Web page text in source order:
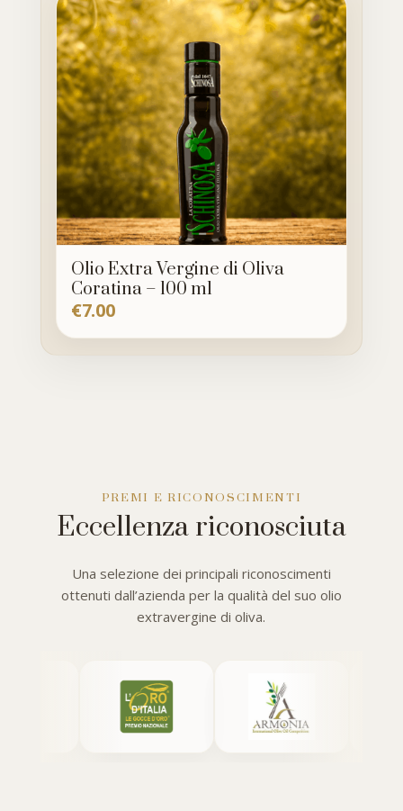
Olio Extra Vergine di Oliva
Coratina – 100 ml
€7.00
PREMI E RICONOSCIMENTI
Eccellenza riconosciuta
Una selezione dei principali riconoscimenti
ottenuti dall’azienda per la qualità del suo olio
extravergine di oliva.